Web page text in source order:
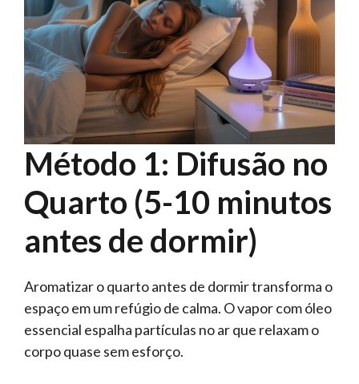
Método 1: Difusão no
Quarto (5-10 minutos
antes de dormir)
Aromatizar o quarto antes de dormir transforma o
espaço em um refúgio de calma. O vapor com óleo
essencial espalha partículas no ar que relaxam o
corpo quase sem esforço.